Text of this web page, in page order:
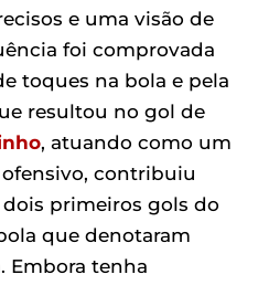
e uma visão de
foi comprovada
toques na bola e pela
resultou no gol de
, atuando como um
contribuiu
primeiros gols do
que denotaram
Embora tenha